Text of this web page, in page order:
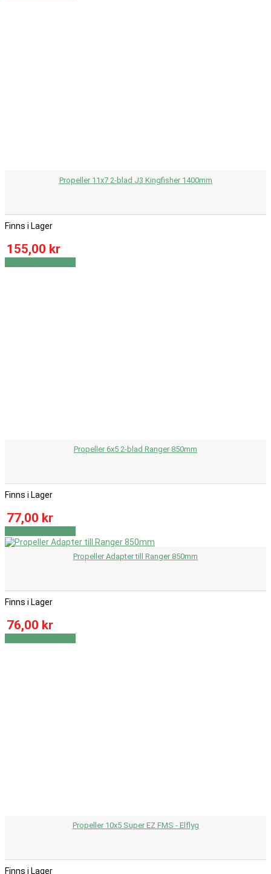
Propeller 11x7 2-blad J3 Kingfisher 1400mm
Finns i Lager
155,00 kr
Propeller 6x5 2-blad Ranger 850mm
Finns i Lager
77,00 kr
Propeller Adapter till Ranger 850mm
Finns i Lager
76,00 kr
Propeller 10x5 Super EZ FMS - Elflyg
Finns i Lager